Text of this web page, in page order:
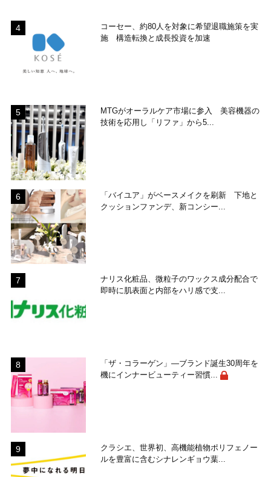
コーセー、約80人を対象に希望退職施策を実
施 構造転換と成長投資を加速
MTGがオーラルケア市場に参入 美容機器の
技術を応用し「リファ」から5...
「バイユア」がベースメイクを刷新 下地と
クッションファンデ、新コンシー...
ナリス化粧品、微粒子のワックス成分配合で
即時に肌表面と内部をハリ感で支...
「ザ・コラーゲン」―ブランド誕生30周年を
機にインナービューティー習慣...
クラシエ、世界初、高機能植物ポリフェノー
ルを豊富に含むシナレンギョウ葉...